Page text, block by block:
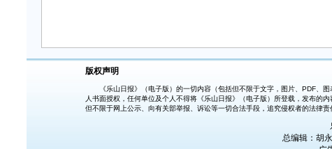
版权声明
《乐山日报》（电子版）的一切内容（包括但不限于文字，图片、PDF、图
人书面授权，任何单位及个人不得将《乐山日报》（电子版）所登载，发布的
但不限于网上公示、向有关部举报、诉讼等一切合法手段，追究侵权者的法律责
总编辑：胡